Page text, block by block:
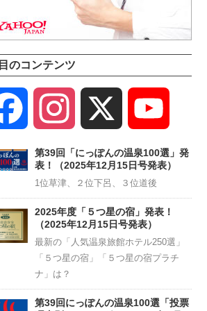
のコンテンツ
Facebook Instagram
Channel
第39回「にっぽんの温泉100選」発
表！（2025年12月15日号発表）
1位草津、２位下呂、３位道後
2025年度「５つ星の宿」発表！
（2025年12月15日号発表）
最新の「人気温泉旅館ホテル250選」
「５つ星の宿」「５つ星の宿プラチ
ナ」は？
第39回にっぽんの温泉100選「投票